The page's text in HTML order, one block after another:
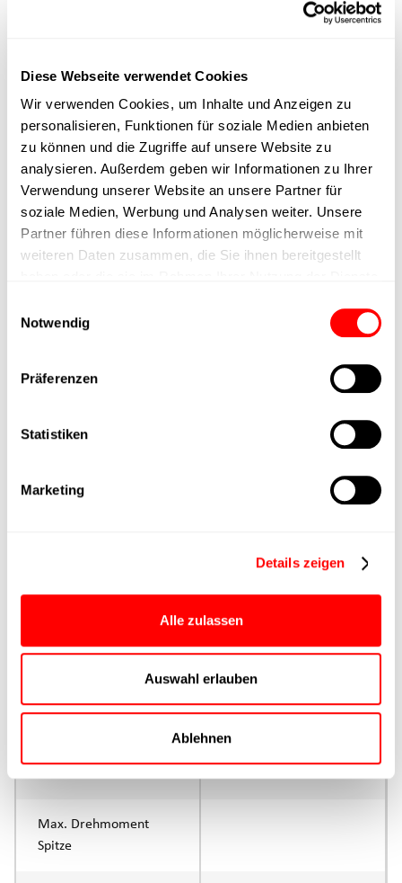
Diese Webseite verwendet Cookies
Wir verwenden Cookies, um Inhalte und Anzeigen zu
personalisieren, Funktionen für soziale Medien anbieten
zu können und die Zugriffe auf unsere Website zu
analysieren. Außerdem geben wir Informationen zu Ihrer
Verwendung unserer Website an unsere Partner für
soziale Medien, Werbung und Analysen weiter. Unsere
Partner führen diese Informationen möglicherweise mit
weiteren Daten zusammen, die Sie ihnen bereitgestellt
Notwendig
Präferenzen
Statistiken
Marketing
Details zeigen
Alle zulassen
Auswahl erlauben
Ablehnen
Positioniergenauigkeit
Nennkraft
Max. Halterkraft
Min. Hubzeit
Lieferzeit
Hauptgruppe
Max. Vorschubkraft
Produktgruppe
Parametrierung
Max. Drehmoment
Spitze